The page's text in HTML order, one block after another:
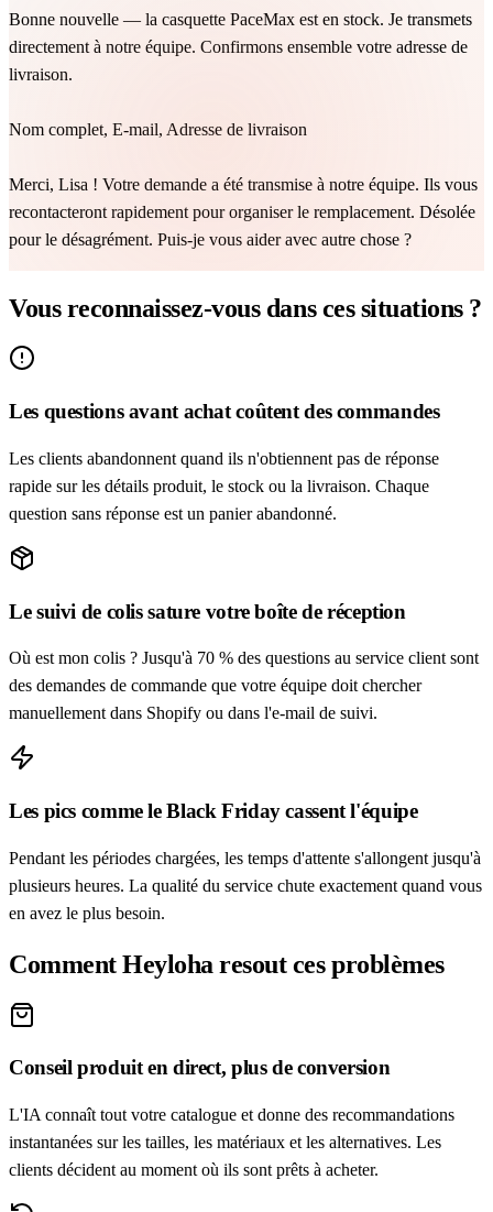
Bonne nouvelle — la casquette PaceMax est en stock. Je transmets
directement à notre équipe. Confirmons ensemble votre adresse de
livraison.
Nom complet, E-mail, Adresse de livraison
Merci, Lisa ! Votre demande a été transmise à notre équipe. Ils vous
recontacteront rapidement pour organiser le remplacement. Désolée
pour le désagrément. Puis-je vous aider avec autre chose ?
Vous reconnaissez-vous dans ces situations ?
Les questions avant achat coûtent des commandes
Les clients abandonnent quand ils n'obtiennent pas de réponse
rapide sur les détails produit, le stock ou la livraison. Chaque
question sans réponse est un panier abandonné.
Le suivi de colis sature votre boîte de réception
Où est mon colis ? Jusqu'à 70 % des questions au service client sont
des demandes de commande que votre équipe doit chercher
manuellement dans Shopify ou dans l'e-mail de suivi.
Les pics comme le Black Friday cassent l'équipe
Pendant les périodes chargées, les temps d'attente s'allongent jusqu'à
plusieurs heures. La qualité du service chute exactement quand vous
en avez le plus besoin.
Comment Heyloha resout ces problèmes
Conseil produit en direct, plus de conversion
L'IA connaît tout votre catalogue et donne des recommandations
instantanées sur les tailles, les matériaux et les alternatives. Les
clients décident au moment où ils sont prêts à acheter.